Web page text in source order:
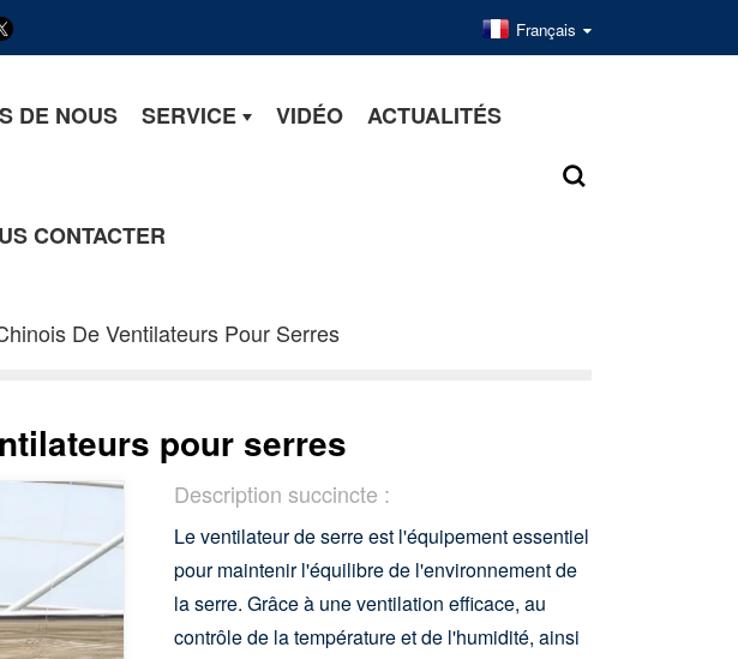
Français
DE NOUS SERVICE VIDÉO ACTUALITÉS
CONTACTER
De Ventilateurs Pour Serres
pour serres
Description succincte :
Le ventilateur de serre est l'équipement essentiel
pour maintenir l'équilibre de l'environnement de
la serre. Grâce à une ventilation efficace, au
contrôle de la température et de l'humidité, ainsi